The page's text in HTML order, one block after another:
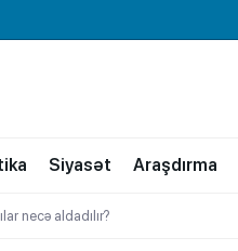
Siyasət Araşdırma
necə aldadılır?